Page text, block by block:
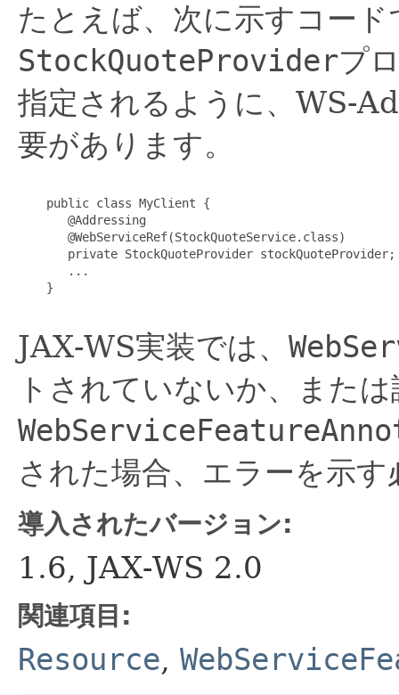
たとえば、次に示すコー
StockQuoteProviderプ
指定されるように、WS-
要があります。
    public class MyClient {
       @Addressing
       @WebServiceRef(StockQuoteService.class)
       private StockQuoteProvider stockQuoteProvider;
       ...
    }
JAX-WS実装では、
トされていないか、また
された場合、エラーを示
導入されたバージョン:
1.6, JAX-WS 2.0
関連項目:
Resource,